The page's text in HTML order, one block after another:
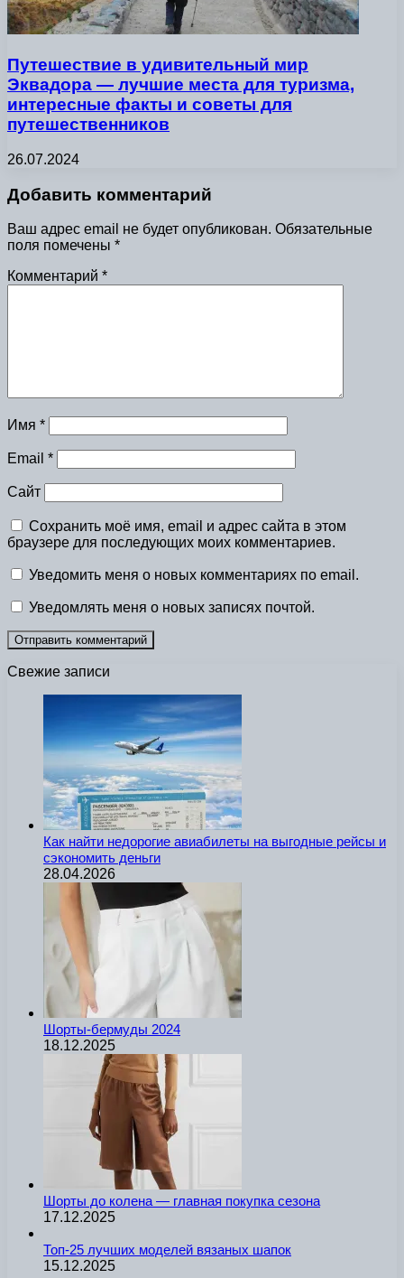
Путешествие в удивительный мир
Эквадора — лучшие места для туризма,
интересные факты и советы для
путешественников
26.07.2024
Добавить комментарий
Ваш адрес email не будет опубликован. Обязательные
поля помечены *
Комментарий *
Имя *
Email *
Сайт
Сохранить моё имя, email и адрес сайта в этом
браузере для последующих моих комментариев.
Уведомить меня о новых комментариях по email.
Уведомлять меня о новых записях почтой.
Свежие записи
Как найти недорогие авиабилеты на выгодные рейсы и
сэкономить деньги
28.04.2026
Шорты-бермуды 2024
18.12.2025
Шорты до колена — главная покупка сезона
17.12.2025
Топ-25 лучших моделей вязаных шапок
15.12.2025